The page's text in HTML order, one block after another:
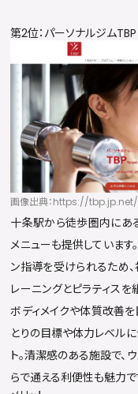
第2位：パーソナルジム
画像出典：https://tbp.jp.net/
十条駅から徒歩圏内にあ
メニューも提供しています
ン指導を受けられるため
レーニングとピラティス
ボディメイクや体質改善
とりの目標や体力レベル
ト。清潔感のある施設で、
らで通える利便性も魅力で